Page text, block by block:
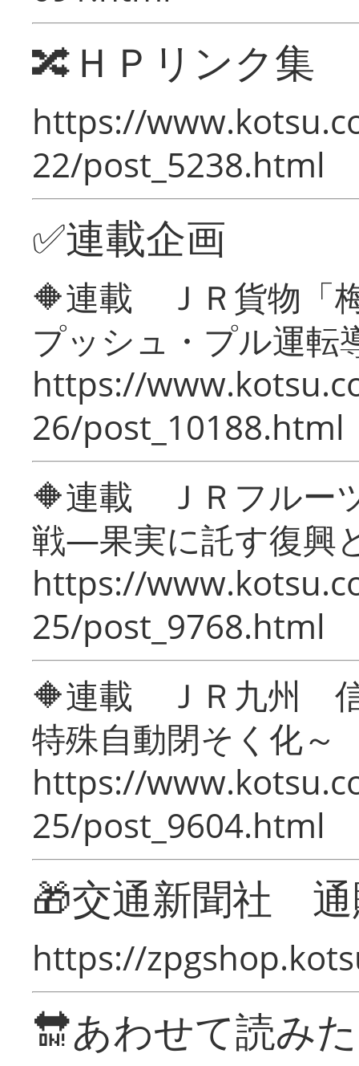
🔀ＨＰリンク集
https://
22/post_5238.html
✅連載企画
🔶連載 ＪＲ貨物「
プッシュ・プル運転
https://
26/post_10188.html
🔶連載 ＪＲフルー
戦―果実に託す復興
https://
25/post_9768.html
🔶連載 ＪＲ九州 信
特殊自動閉そく化～
https://
25/post_9604.html
🎁交通新聞社
https://
🔛あわせて読み